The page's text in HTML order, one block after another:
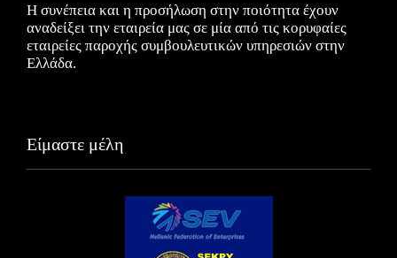
Η συνέπεια και η προσήλωση στην ποιότητα έχουν
αναδείξει την εταιρεία μας σε μία από τις κορυφαίες
εταιρείες παροχής συμβουλευτικών υπηρεσιών στην
Ελλάδα.
Είμαστε μέλη